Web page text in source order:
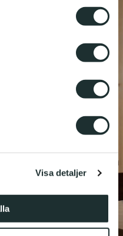
på upp till flera meter
uppgifter
samtycke när som
att anpassa innehållet
och annan
eller som de har
Visa detaljer